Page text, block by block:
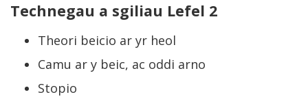
Technegau a sgiliau Lefel 2
Theori beicio ar yr heol
Camu ar y beic, ac oddi arno
Stopio